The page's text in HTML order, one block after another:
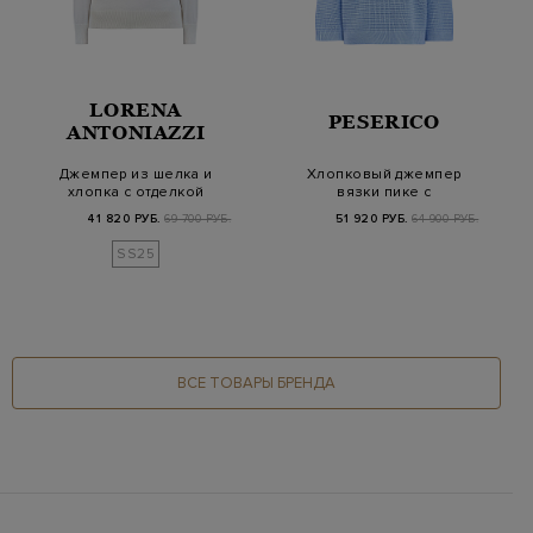
LORENA
ANTONIAZZI
Джемпер из шелка и
хлопка с отделкой
41 820 РУБ. 69 700 РУБ.
SS25
PESERICO
Хлопковый джемпер
вязки пике с
51 920 РУБ. 64 900 РУБ.
ВСЕ ТОВАРЫ БРЕНДА